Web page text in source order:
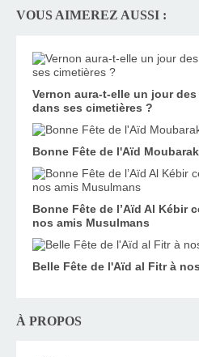
VOUS AIMEREZ AUSSI :
Vernon aura-t-elle un jour
dans ses cimetières ?
Bonne Fête de l'Aïd
Bonne Fête de l’Aïd Al Kébir
nos amis Musulmans
Belle Fête de l'Aïd al Fitr à
À PROPOS